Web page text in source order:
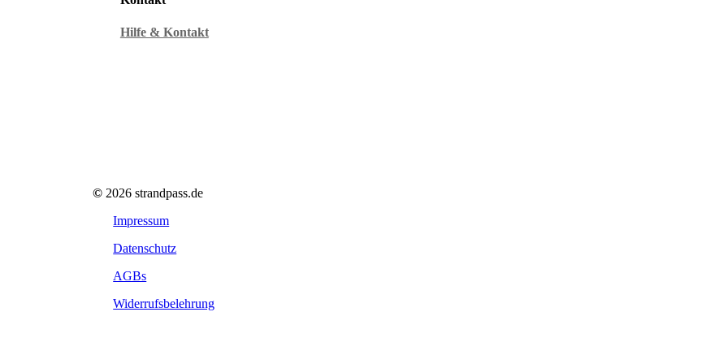
Hilfe & Kontakt
© 2026 strandpass.de
Impressum
Datenschutz
AGBs
Widerrufsbelehrung